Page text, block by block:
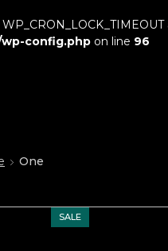
config.php on line 96
One
SALE